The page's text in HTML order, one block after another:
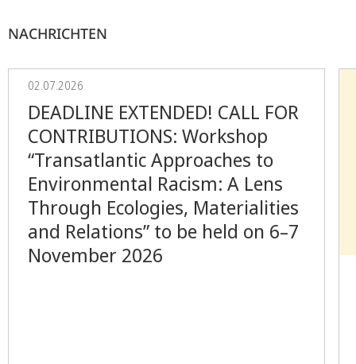
NACHRICHTEN
02.07.2026
DEADLINE EXTENDED! CALL FOR
CONTRIBUTIONS: Workshop
“Transatlantic Approaches to
Environmental Racism: A Lens
Through Ecologies, Materialities
and Relations” to be held on 6–7
November 2026